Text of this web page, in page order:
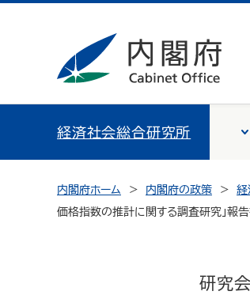
経済社会総合研究所
内閣府ホーム 内閣府の政策 経
価格指数の推計に関する調査研究」報
研究